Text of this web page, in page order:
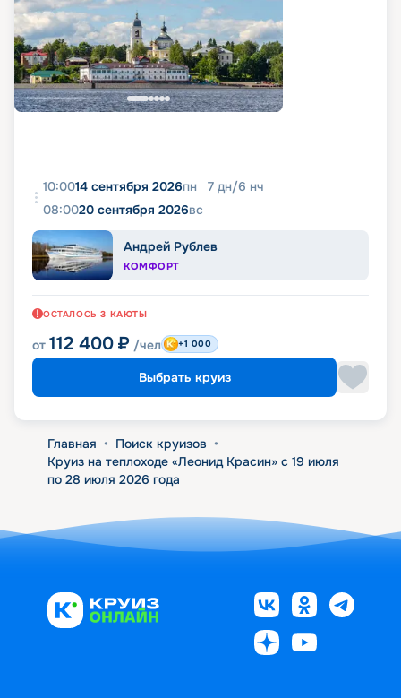
10:0014 сентября 2026пн 7 дн/6 нч
08:0020 сентября 2026вс
Андрей Рублев
КОМФОРТ
ОСТАЛОСЬ 3 КАЮТЫ
от 112 400 ₽ /чел +1 000
Выбрать круиз
Главная • Поиск круизов •
Круиз на теплоходе «Леонид Красин» с 19 июля
по 28 июля 2026 года